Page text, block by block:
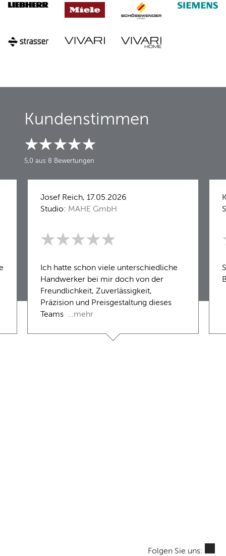
Kundenstimmen
5,0 aus 8 Bewertungen
Josef Reich, 17.05.2026
Studio: MAHE GmbH
Ich hatte schon viele unterschiedliche
Handwerker bei mir doch von der
Freundlichkeit, Zuverlässigkeit,
Präzision und Preisgestaltung dieses
Teams ...mehr
Folgen Sie uns: